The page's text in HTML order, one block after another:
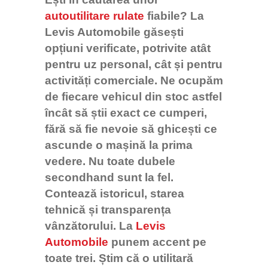
autoutilitare rulate fiabile? La
Levis Automobile găsești
opțiuni verificate, potrivite atât
pentru uz personal, cât și pentru
activități comerciale. Ne ocupăm
de fiecare vehicul din stoc astfel
încât să știi exact ce cumperi,
fără să fie nevoie să ghicești ce
ascunde o mașină la prima
vedere. Nu toate dubele
secondhand sunt la fel.
Contează istoricul, starea
tehnică și transparența
vânzătorului. La Levis
Automobile punem accent pe
toate trei. Știm că o utilitară